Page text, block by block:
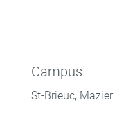
Campus
St-Brieuc, Mazier